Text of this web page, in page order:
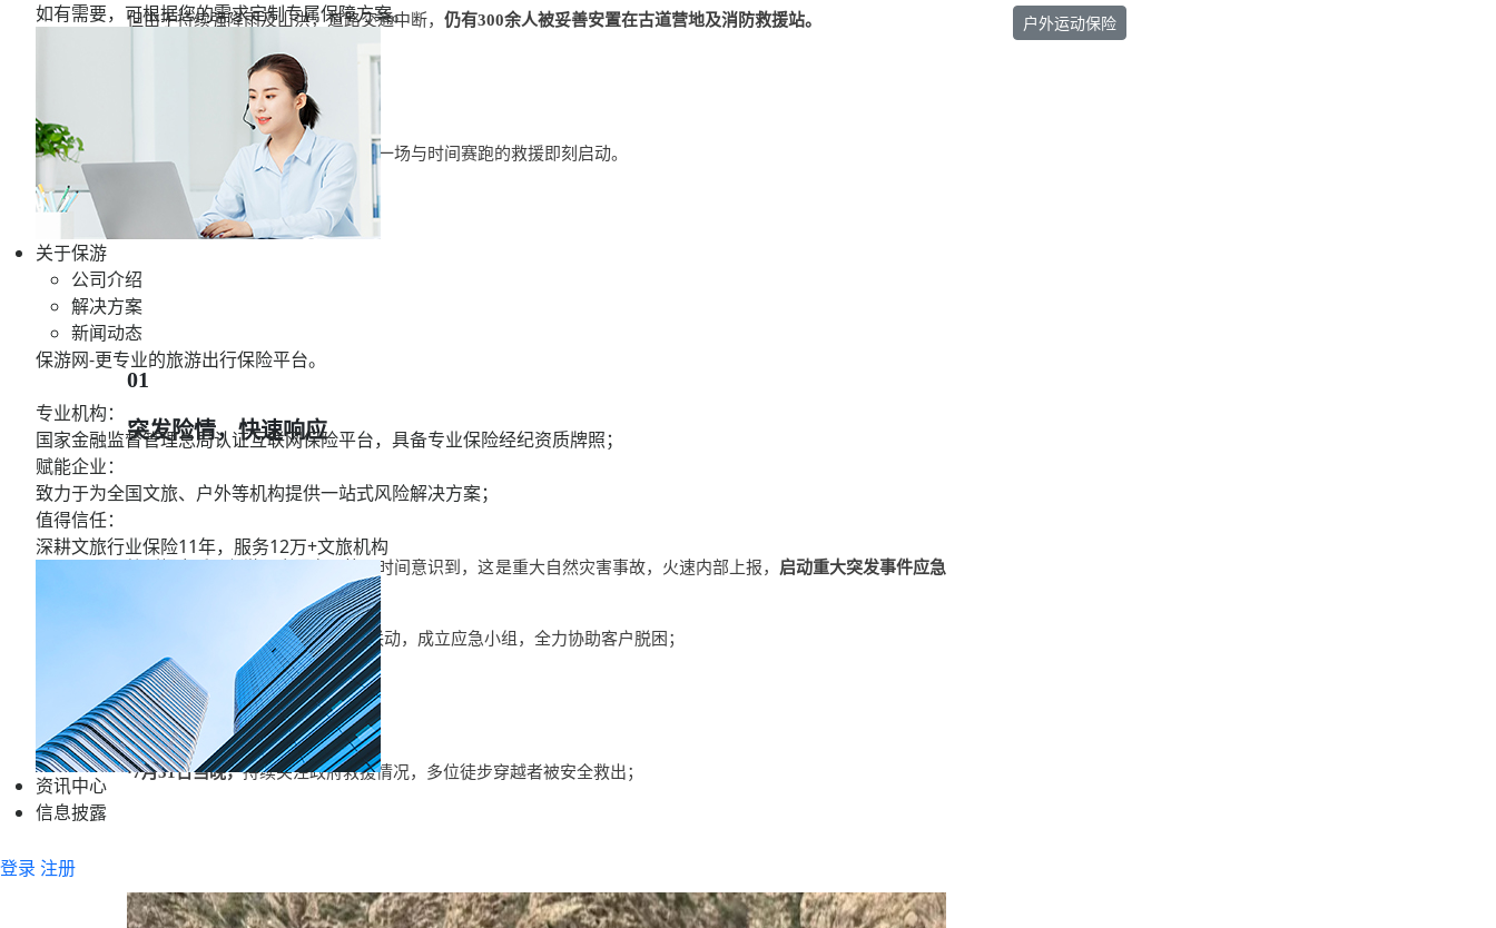
如有需要，可根据您的需求定制专属保障方案。
关于保游
公司介绍
解决方案
新闻动态
保游网-更专业的旅游出行保险平台。
专业机构：
国家金融监督管理总局认证互联网保险平台，具备专业保险经纪资质牌照；
赋能企业：
致力于为全国文旅、户外等机构提供一站式风险解决方案；
值得信任：
深耕文旅行业保险11年，服务12万+文旅机构
资讯中心
信息披露
登录 注册
但由于持续强降雨及山洪，道路交通中断， 仍有300余人被妥善安置在古道营地及消防救援站。
通讯中断、道路冲毁、天气恶劣，一场与时间赛跑的救援即刻启动。
保游网黄钦
，赞121
01
突发险情，快速响应
客服专员第一时间意识到 ，这是重大自然灾害事故，火速内部上报， 启动重大突发事件应急
迅速与平安财险联动，成立应急小组 ， 全力协助客户脱困；
·7月31日当晚，持续关注政府救援情况， 多位徒步穿越者被安全救出；
户外运动保险